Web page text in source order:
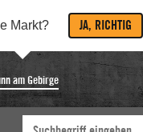
Markt? JA, RICHTIG
am Gebirge